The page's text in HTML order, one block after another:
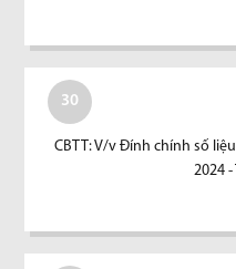
30
CBTT: V/v Đính chính số
2024